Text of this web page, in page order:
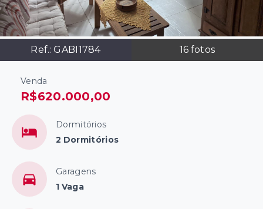
Ref.:GABI1784 16 fotos
Venda
R$620.000,00
Dormitórios
2 Dormitórios
Garagens
1 Vaga